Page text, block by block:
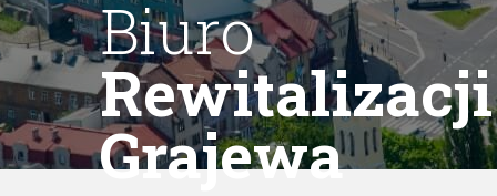
Biuro
Rewitalizacji
Grajewa